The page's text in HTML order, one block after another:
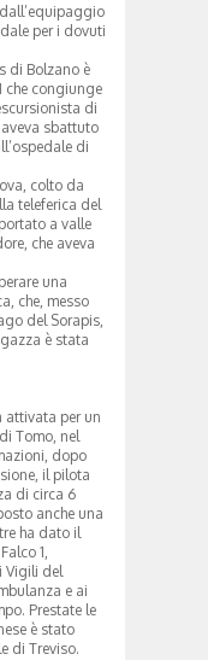
per i dovuti
di Bolzano è
che congiunge
di
sbattuto
di
colto da
teleferica del
a valle
che aveva
una
che, messo
del Sorapis,
è stata
attivata per un
Tomo, nel
dopo
il pilota
di circa 6
anche una
ha dato il
1,
Vigili del
e ai
Prestate le
è stato
di Treviso.